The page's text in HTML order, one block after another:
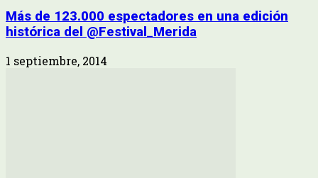
Más de 123.000 espectadores en una edición
histórica del @Festival_Merida
1 septiembre, 2014